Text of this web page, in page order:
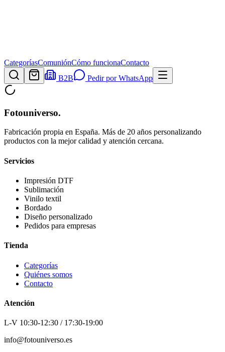
CategoríasComuniónCómo funcionaContacto
B2B
Pedir por WhatsApp
Fotouniverso.
Fabricación propia en España. Más de 20 años personalizando
productos con la mejor calidad y atención cercana.
Servicios
Impresión DTF
Sublimación
Vinilo textil
Bordado
Diseño personalizado
Pedidos para empresas
Tienda
Categorías
Quiénes somos
Contacto
Atención
L-V 10:30-12:30 / 17:30-19:00
info@fotouniverso.es